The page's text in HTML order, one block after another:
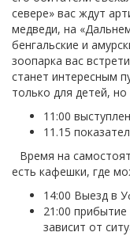
севере» вас ждут
медведи, на
бенгальские и
зоопарка вас
станет интересным
только для детей,
11:00
11.15
Время на
есть кафешки, где
14:00 Выезд в
21:00
зависит от